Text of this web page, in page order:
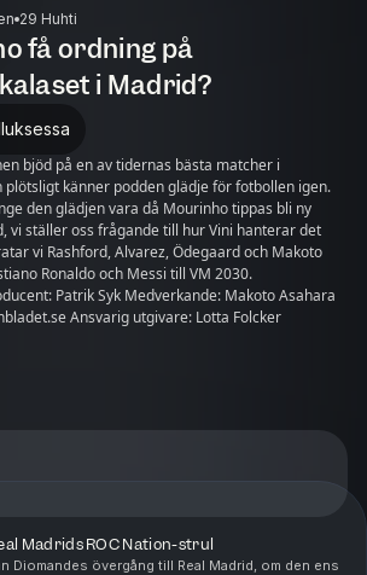
29 Huhti
få ordning på
i Madrid?
bjöd på en av tidernas bästa matcher i
plötsligt känner podden glädje för fotbollen igen.
den glädjen vara då Mourinho tippas bli ny
vi ställer oss frågande till hur Vini hanterar det
vi Rashford, Alvarez, Ödegaard och Makoto
Ronaldo och Messi till VM 2030.
Patrik Syk Medverkande: Makoto Asahara
Ansvarig utgivare: Lotta Folcker
Madrids ROC Nation-strul
Diomandes övergång till Real Madrid, om den ens